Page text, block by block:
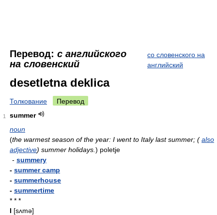
Перевод: с английского
на словенский
со словенского на
английский
desetletna deklica
Толкование Перевод
1
summer
noun
(the warmest season of the year: I went to Italy last summer; ( also
adjective) summer holidays. ) poletje
- summery
- summer camp
- summerhouse
- summertime
* * *
I [sʌmə]